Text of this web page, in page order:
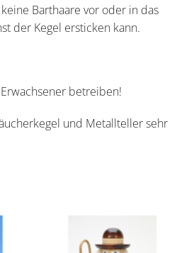
Barthaare vor oder in das
der Kegel ersticken kann.
betreiben!
und Metallteller sehr